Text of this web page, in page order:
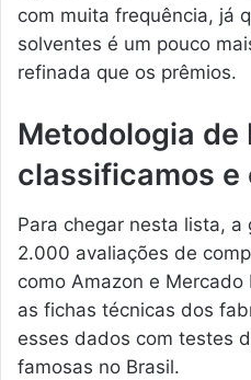
com muita frequência, já
solventes é um pouco
refinada que os prêmios.
Metodologia de
classificamos e
Para chegar nesta lista,
2.000 avaliações de
como Amazon e
as fichas técnicas dos
esses dados com testes
famosas no Brasil.